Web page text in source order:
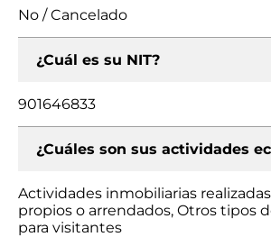
No / Cancelado
¿Cuál es su NIT?
901646833
¿Cuáles son sus actividades
Actividades inmobiliarias
propios o arrendados, Otros tipos
para visitantes